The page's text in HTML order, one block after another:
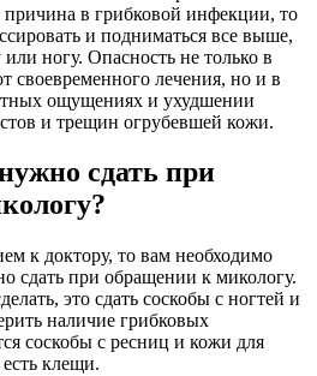
причина в грибковой инфекции, то
и подниматься все выше,
ногу. Опасность не только в
своевременного лечения, но и в
ощущениях и ухудшении
и трещин огрубевшей кожи.
сдать при
к доктору, то вам необходимо
сдать при обращении к микологу.
это сдать соскобы с ногтей и
наличие грибковых
соскобы с ресниц и кожи для
клещи.